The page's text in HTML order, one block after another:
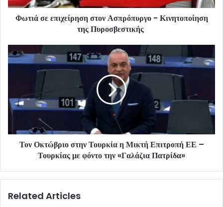
Φωτιά σε επιχείρηση στον Ασπρόπυργο - Κινητοποίηση
της Πυροσβεστικής
Τον Οκτώβριο στην Τουρκία η Μικτή Επιτροπή ΕΕ –
Τουρκίας με φόντο την «Γαλάζια Πατρίδα»
Related Articles